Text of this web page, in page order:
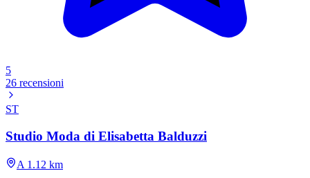
5
26 recensioni
ST
Studio Moda di Elisabetta Balduzzi
A 1.12 km